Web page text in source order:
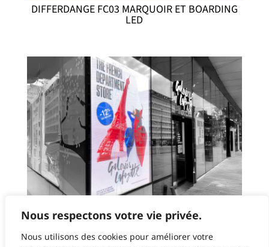
Nous respectons votre vie privée.
Nous utilisons des cookies pour améliorer votre
DIFFERDANGE FC03 MARQUOIR ET BOARDING
LED
GALERIES LAFAYETTE LUXEMBOURG – ECRAN
LED EN VITRINE